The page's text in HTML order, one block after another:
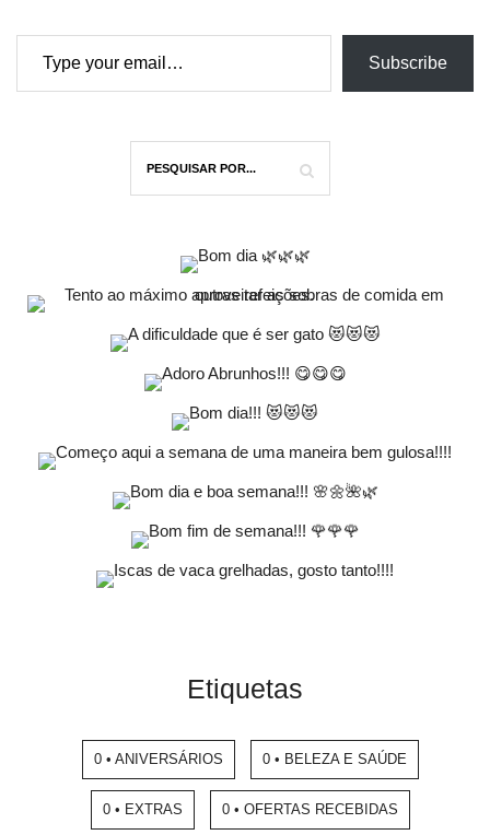
Type your email…
Subscribe
Etiquetas
0 • ANIVERSÁRIOS 0 • BELEZA E SAÚDE
0 • EXTRAS 0 • OFERTAS RECEBIDAS